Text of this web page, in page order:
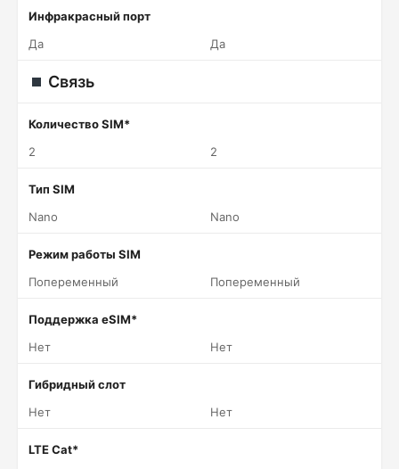
Инфракрасный порт
Да
Да
Связь
Количество SIM*
2
2
Тип SIM
Nano
Nano
Режим работы SIM
Попеременный
Попеременный
Поддержка eSIM*
Нет
Нет
Гибридный слот
Нет
Нет
LTE Cat*